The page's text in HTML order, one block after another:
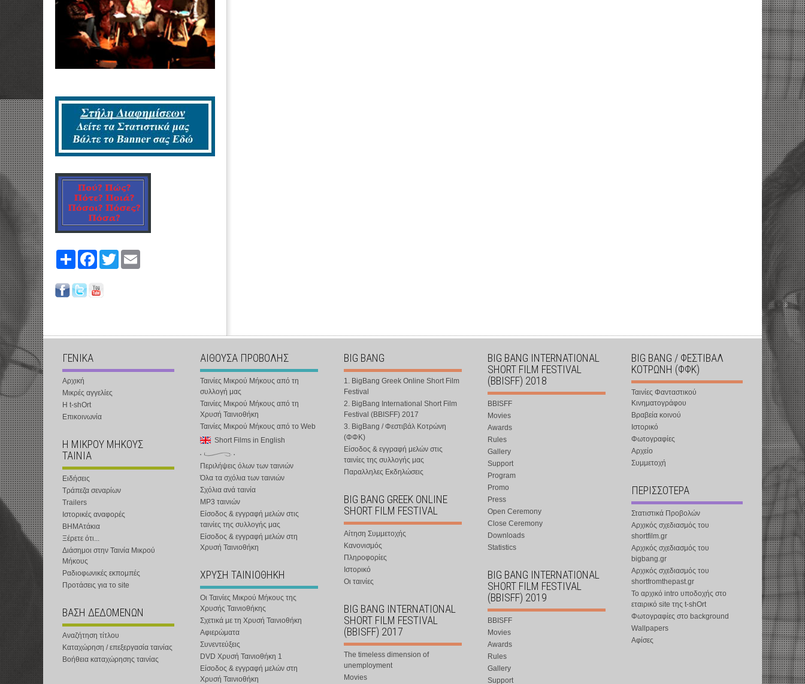
Share FacebookTwitter
ΓΕΝΙΚΑ
Αρχική
Μικρές αγγελίες
Η t-shOrt
Επικοινωνία
Η ΜΙΚΡΟΥ ΜΗΚΟΥΣ
ΤΑΙΝΙΑ
Ειδήσεις
Τράπεζα σεναρίων
Trailers
Ιστορικές αναφορές
ΒΗΜΑτάκια
Ξέρετε ότι...
Διάσημοι στην Ταινία Μικρού
Μήκους
Ραδιοφωνικές εκπομπές
Προτάσεις για το site
ΒΑΣΗ ΔΕΔΟΜΕΝΩΝ
Αναζήτηση τίτλου
Καταχώρηση / επεξεργασία ταινίας
Βοήθεια καταχώρησης ταινίας
ΑΙΘΟΥΣΑ ΠΡΟΒΟΛΗΣ
Ταινίες Μικρού Μήκους από τη
συλλογή μας
Ταινίες Μικρού Μήκους από τη
Χρυσή Ταινιοθήκη
Ταινίες Μικρού Μήκους από το Web
Short Films in English
Περιλήψεις όλων των ταινιών
Όλα τα σχόλια των ταινιών
Σχόλια ανά ταινία
MP3 ταινιών
Είσοδος & εγγραφή μελών στις
ταινίες της συλλογής μας
Είσοδος & εγγραφή μελών στη
Χρυσή Ταινιοθήκη
ΧΡΥΣΗ ΤΑΙΝΙΟΘΗΚΗ
Οι Ταινίες Μικρού Μήκους της
Χρυσής Ταινιοθήκης
Σχετικά με τη Χρυσή Ταινιοθήκη
Αφιερώματα
Συνεντεύξεις
DVD Χρυσή Ταινιοθήκη 1
Είσοδος & εγγραφή μελών στη
Χρυσή Ταινιοθήκη
BIG BANG
1. BigBang Greek Online Short Film
Festival
2. BigBang International Short Film
Festival (BBISFF) 2017
3. BigBang / Φεστιβάλ Κοτρώνη
(ΦΦΚ)
Είσοδος & εγγραφή μελών στις
ταινίες της συλλογής μας
Παραλληλες Εκδηλώσεις
BIG BANG GREEK ONLINE
SHORT FILM FESTIVAL
Αίτηση Συμμετοχής
Κανονισμός
Πληροφορίες
Ιστορικό
Οι ταινίες
BIG BANG INTERNATIONAL
SHORT FILM FESTIVAL
(BBISFF) 2017
The timeless dimension of
unemployment
Movies
BIG BANG INTERNATIONAL
SHORT FILM FESTIVAL
(BBISFF) 2018
BBISFF
Movies
Awards
Rules
Gallery
Support
Program
Promo
Press
Open Ceremony
Close Ceremony
Downloads
Statistics
BIG BANG INTERNATIONAL
SHORT FILM FESTIVAL
(BBISFF) 2019
BBISFF
Movies
Awards
Rules
Gallery
Support
BIG BANG / ΦΕΣΤΙΒΑΛ
ΚΟΤΡΩΝΗ (ΦΦΚ)
Ταινίες Φανταστικού
Κινηματογράφου
Βραβεία κοινού
Ιστορικό
Φωτογραφίες
Αρχείο
Συμμετοχή
ΠΕΡΙΣΣΟΤΕΡΑ
Στατιστικά Προβολών
Αρχικός σχεδιασμός του
shortfilm.gr
Αρχικός σχεδιασμός του
bigbang.gr
Αρχικός σχεδιασμός του
shortfromthepast.gr
Το αρχικό intro υποδοχής στο
εταιρικό site της t-shOrt
Φωτογραφίες στο background
Wallpapers
Αφίσες